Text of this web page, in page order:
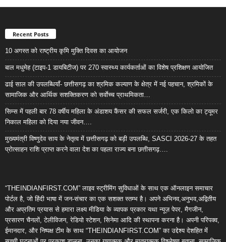
Recent Posts
10 अगस्त को राष्ट्रीय कृमि मुक्ति दिवस का आयोजन
बाल मधुमेह (टाइप-1 डायबिटीज) पर 270 स्वास्थ्य कार्यकर्ताओं का विशेष प्रशिक्षण आयोजित
ढाई साल की उपलब्धियाँ- छत्तीसगढ़ का श्रमिक कल्याण के क्षेत्र में नई पहचान, श्रमिकों के
सामाजिक और आर्थिक सशक्तिकरण को सर्वाेच्च प्राथमिकता…
सिम्स में पहली बार 78 वर्षीय महिला के अंडाशय कैंसर की सफल सर्जरी, एक किलो का ट्यूमर
निकाल महिला को दिया नया जीवन….
मुख्यमंत्री विष्णुदेव साय के नेतृत्व में छत्तीसगढ़ को बड़ी उपलब्धि, SASCI 2026-27 के तहत
प्रोत्साहन राशि प्राप्त करने वाला देश का पहला राज्य बना छत्तीसगढ़….
“THEINDIANFIRST.COM” लाइव स्ट्रीमिंग सुविधाओं के साथ एक ऑनलाइन समाचार
पोर्टल है, जो हिंदी भाषा में जन-संचार का एक सशक्त स्तम्भ है। अपने अभिनव,अनुभव,अद्वितीय
और अप्रतिम प्रयास से हमारा लक्ष्य मीडिया के व्यापक प्रकार यथा न्यूज़ पेपर, मैगजीन,
प्रसारण चैनलों, टेलीविजन, रेडियो स्टेशन, सिनेमा आदि की स्थापना करना है। अपनी परिपक्व,
ईमानदार, और निष्पक्ष टीम के साथ “THEINDIANFIRST.COM” का उद्देश्य देशहित में